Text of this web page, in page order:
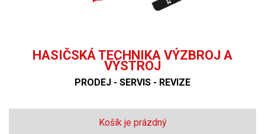
HASIČSKÁ TECHNIKA VÝZBROJ A
VÝSTROJ
PRODEJ - SERVIS - REVIZE
Košík je prázdný